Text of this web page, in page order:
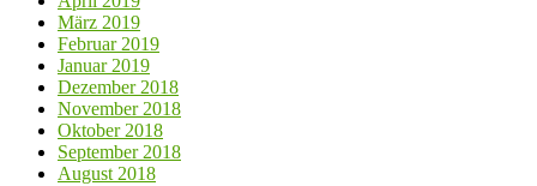
März 2019
Februar 2019
Januar 2019
Dezember 2018
November 2018
Oktober 2018
September 2018
August 2018